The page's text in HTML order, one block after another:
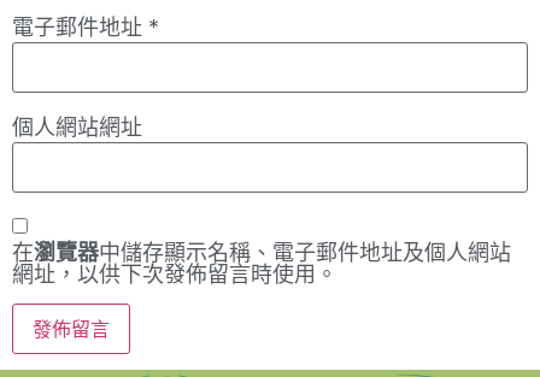
電子郵件地址 *
個人網站網址
在瀏覽器中儲存顯示名稱、電子郵件地址及個人網站
網址，以供下次發佈留言時使用。